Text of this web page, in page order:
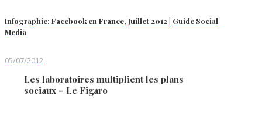
Infographie: Facebook en France, Juillet 2012 | Guide Social
Media
05/07/2012
Les laboratoires multiplient les plans
sociaux – Le Figaro